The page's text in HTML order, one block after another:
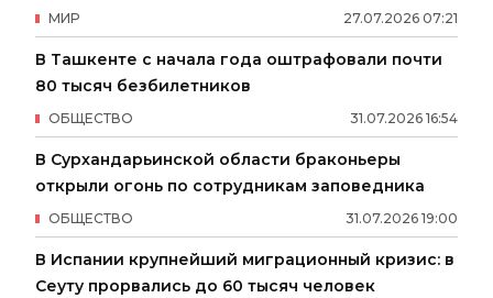
27.07.2026 07:21
МИР
В Ташкенте с начала года оштрафовали почти
80 тысяч безбилетников
31.07.2026 16:54
ОБЩЕСТВО
В Сурхандарьинской области браконьеры
открыли огонь по сотрудникам заповедника
31.07.2026 19:00
ОБЩЕСТВО
В Испании крупнейший миграционный кризис: в
Сеуту прорвались до 60 тысяч человек